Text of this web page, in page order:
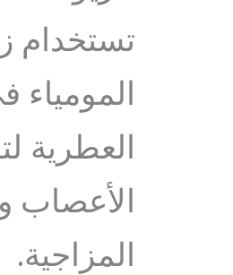
تستخدام
المومياء
العطرية
الأعصاب
المزاجية.